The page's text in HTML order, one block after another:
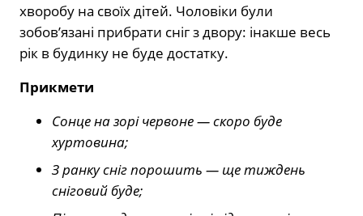
хворобу на своїх дітей. Чоловіки були
зобов’язані прибрати сніг з двору: інакше весь
рік в будинку не буде достатку.
Прикмети
Сонце на зорі червоне — скоро буде
хуртовина;
З ранку сніг порошить — ще тиждень
сніговий буде;